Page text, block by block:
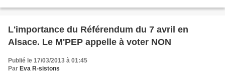
L'importance du Référendum du 7 avril en
Alsace. Le M'PEP appelle à voter NON
Publié le 17/03/2013 à 01:45
Par Eva R-sistons